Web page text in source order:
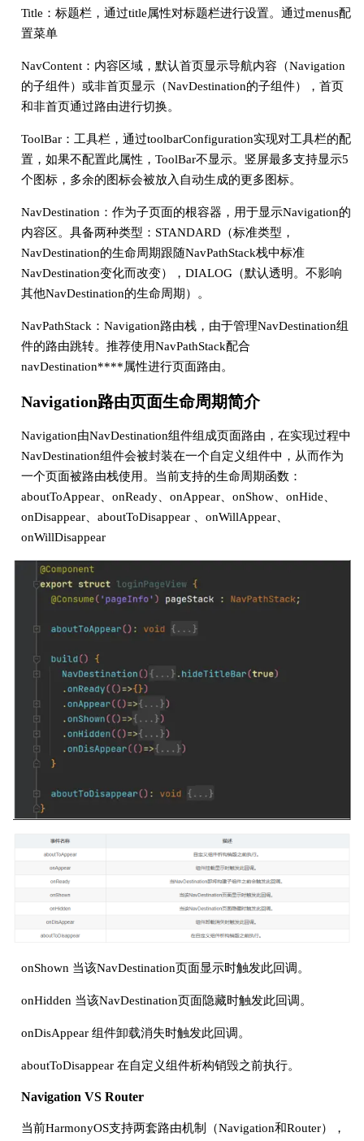
Title：标题栏，通过title属性对标题栏进行设置。通过menus配
置菜单
NavContent：内容区域，默认首页显示导航内容（Navigation
的子组件）或非首页显示（NavDestination的子组件），首页
和非首页通过路由进行切换。
ToolBar：工具栏，通过toolbarConfiguration实现对工具栏的配
置，如果不配置此属性，ToolBar不显示。竖屏最多支持显示5
个图标，多余的图标会被放入自动生成的更多图标。
NavDestination：作为子页面的根容器，用于显示Navigation的
内容区。具备两种类型：STANDARD（标准类型，
NavDestination的生命周期跟随NavPathStack栈中标准
NavDestination变化而改变），DIALOG（默认透明。不影响
其他NavDestination的生命周期）。
NavPathStack：Navigation路由栈，由于管理NavDestination组
件的路由跳转。推荐使用NavPathStack配合
navDestination****属性进行页面路由。
Navigation路由页面生命周期简介
Navigation由NavDestination组件组成页面路由，在实现过程中
NavDestination组件会被封装在一个自定义组件中，从而作为
一个页面被路由栈使用。当前支持的生命周期函数：
aboutToAppear、onReady、onAppear、onShow、onHide、
onDisappear、aboutToDisappear 、onWillAppear、
onWillDisappear
onShown 当该NavDestination页面显示时触发此回调。
onHidden 当该NavDestination页面隐藏时触发此回调。
onDisAppear 组件卸载消失时触发此回调。
aboutToDisappear 在自定义组件析构销毁之前执行。
Navigation VS Router
当前HarmonyOS支持两套路由机制（Navigation和Router），